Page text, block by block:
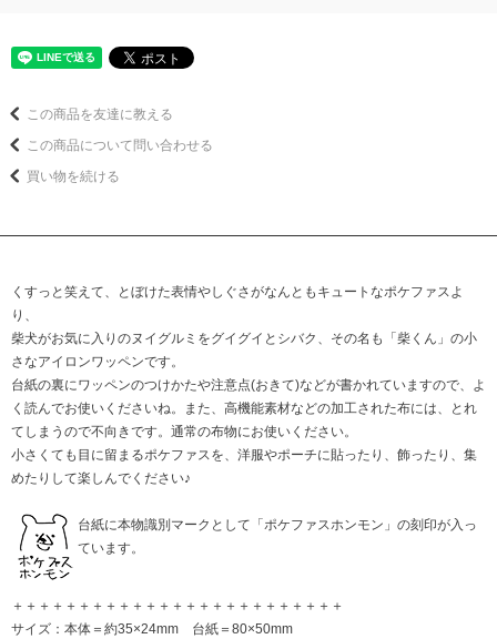
この商品を友達に教える
この商品について問い合わせる
買い物を続ける
くすっと笑えて、とぼけた表情やしぐさがなんともキュートなポケファスよ
り、
柴犬がお気に入りのヌイグルミをグイグイとシバク、その名も「柴くん」の小
さなアイロンワッペンです。
台紙の裏にワッペンのつけかたや注意点(おきて)などが書かれていますので、よ
く読んでお使いくださいね。また、高機能素材などの加工された布には、とれ
てしまうので不向きです。通常の布物にお使いください。
小さくても目に留まるポケファスを、洋服やポーチに貼ったり、飾ったり、集
めたりして楽しんでください♪
台紙に本物識別マークとして「ポケファスホンモン」の刻印が入っ
ています。
＋＋＋＋＋＋＋＋＋＋＋＋＋＋＋＋＋＋＋＋＋＋＋＋＋
サイズ：本体＝約35×24mm 台紙＝80×50mm